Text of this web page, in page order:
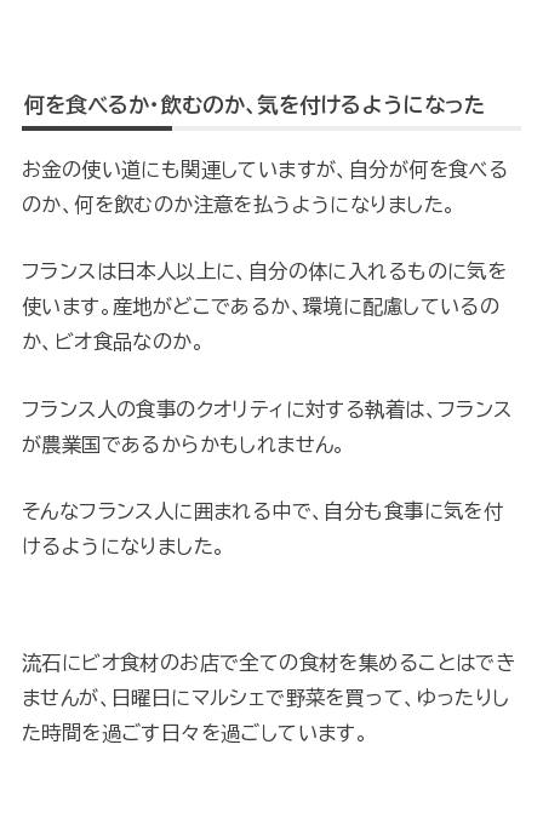
何を食べるか・飲むのか、気を付けるようになった
お金の使い道にも関連していますが、自分が何を食べる
のか、何を飲むのか注意を払うようになりました。
フランスは日本人以上に、自分の体に入れるものに気を
使います。産地がどこであるか、環境に配慮しているの
か、ビオ食品なのか。
フランス人の食事のクオリティに対する執着は、フランス
が農業国であるからかもしれません。
そんなフランス人に囲まれる中で、自分も食事に気を付
けるようになりました。
流石にビオ食材のお店で全ての食材を集めることはでき
ませんが、日曜日にマルシェで野菜を買って、ゆったりし
た時間を過ごす日々を過ごしています。